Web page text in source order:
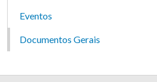
Eventos
Documentos Gerais